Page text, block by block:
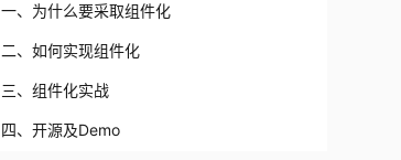
一、为什么要采取组件化
二、如何实现组件化
三、组件化实战
四、开源及Demo